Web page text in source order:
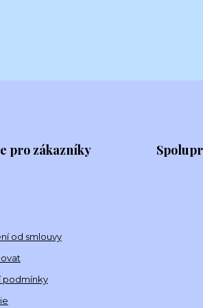
pro zákazníky
od smlouvy
podmínky